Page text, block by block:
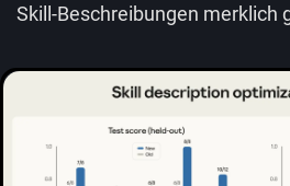
Skill-Beschreibungen merklich